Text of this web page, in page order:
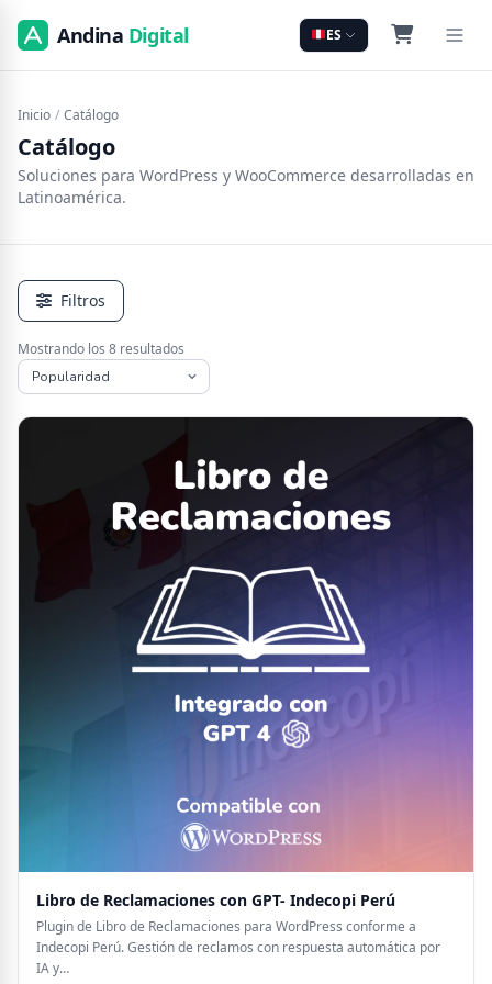
Andina Digital ES
Inicio / Catálogo
Catálogo
Soluciones para WordPress y WooCommerce desarrolladas en
Latinoamérica.
Filtros
Mostrando los 8 resultados
Libro de Reclamaciones con GPT- Indecopi Perú
Plugin de Libro de Reclamaciones para WordPress conforme a
Indecopi Perú. Gestión de reclamos con respuesta automática por
IA y…